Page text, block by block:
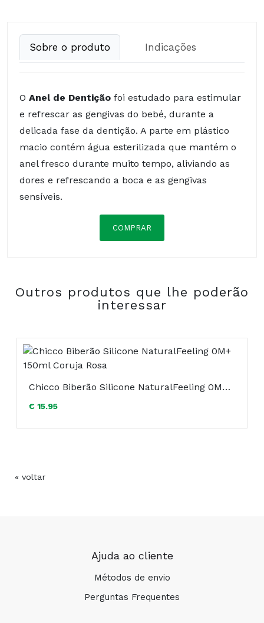
Sobre o produto Indicações
O Anel de Dentição foi estudado para estimular
e refrescar as gengivas do bebé, durante a
delicada fase da dentição. A parte em plástico
macio contém água esterilizada que mantém o
anel fresco durante muito tempo, aliviando as
dores e refrescando a boca e as gengivas
sensíveis.
COMPRAR
Outros produtos que lhe poderão
interessar
Chicco Biberão Silicone NaturalFeeling 0M+ 150ml Coruja Rosa
€ 15.95
« voltar
Ajuda ao cliente
Métodos de envio
Perguntas Frequentes